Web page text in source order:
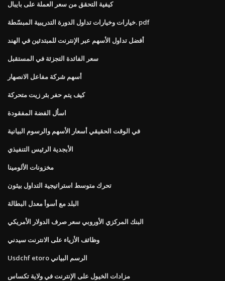
كيفية التحقق من سعر العملة على بايبال
خيارات وخيارات تداول الدورة التدريبية المبسّطة. pdf
أفضل تداول الأسهم عبر الإنترنت للمبتدئين في الهند
سعر الفائدة التجزئة في المستقبل
أسهم شركة مفاعل الانصهار
كيف يتم حفر بئر زيت متحركة
اسأل الفضة المفقودة
في الوقت الحقيقي أسعار الأسهم والرسوم البيانية
الأبجدية الرئيس التنفيذي
مخزونات الألومينا
تحرك متوسط ​​استراتيجية التداول بيثون
البلد مع أسوأ معدل البطالة
البنك المركزي الأوروبي سعر صرف الدولار الأمريكي
وظائف الأزياء على الانترنت سيدني
Usdchf etoro الرسم البياني
مزادات الخيول على الإنترنت في ولاية تكساس